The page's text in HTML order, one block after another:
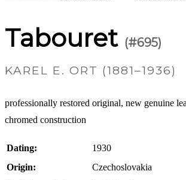
Tabouret (#695)
KAREL E. ORT (1881–1936)
professionally restored original, new genuine
chromed construction
Dating:
1930
Origin:
Czechoslovakia